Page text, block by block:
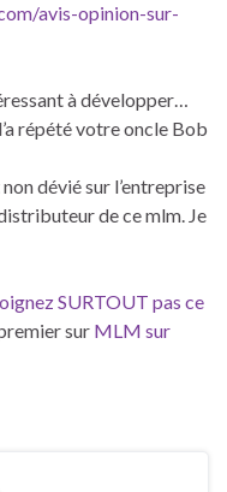
avis-opinion-sur-
à développer…
répété votre oncle Bob
dévié sur l’entreprise
de ce mlm. Je
SURTOUT pas ce
sur MLM sur